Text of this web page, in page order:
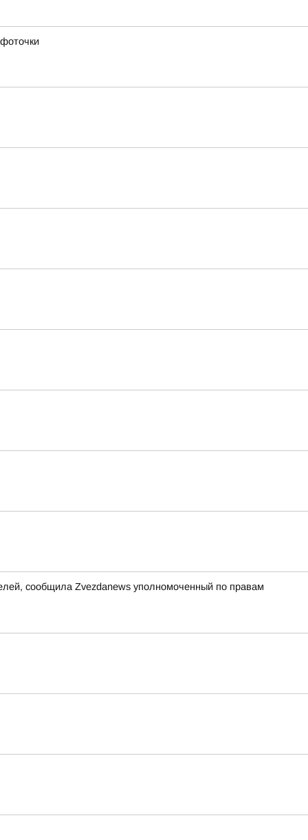
сообщила Zvezdanews уполномоченный по правам